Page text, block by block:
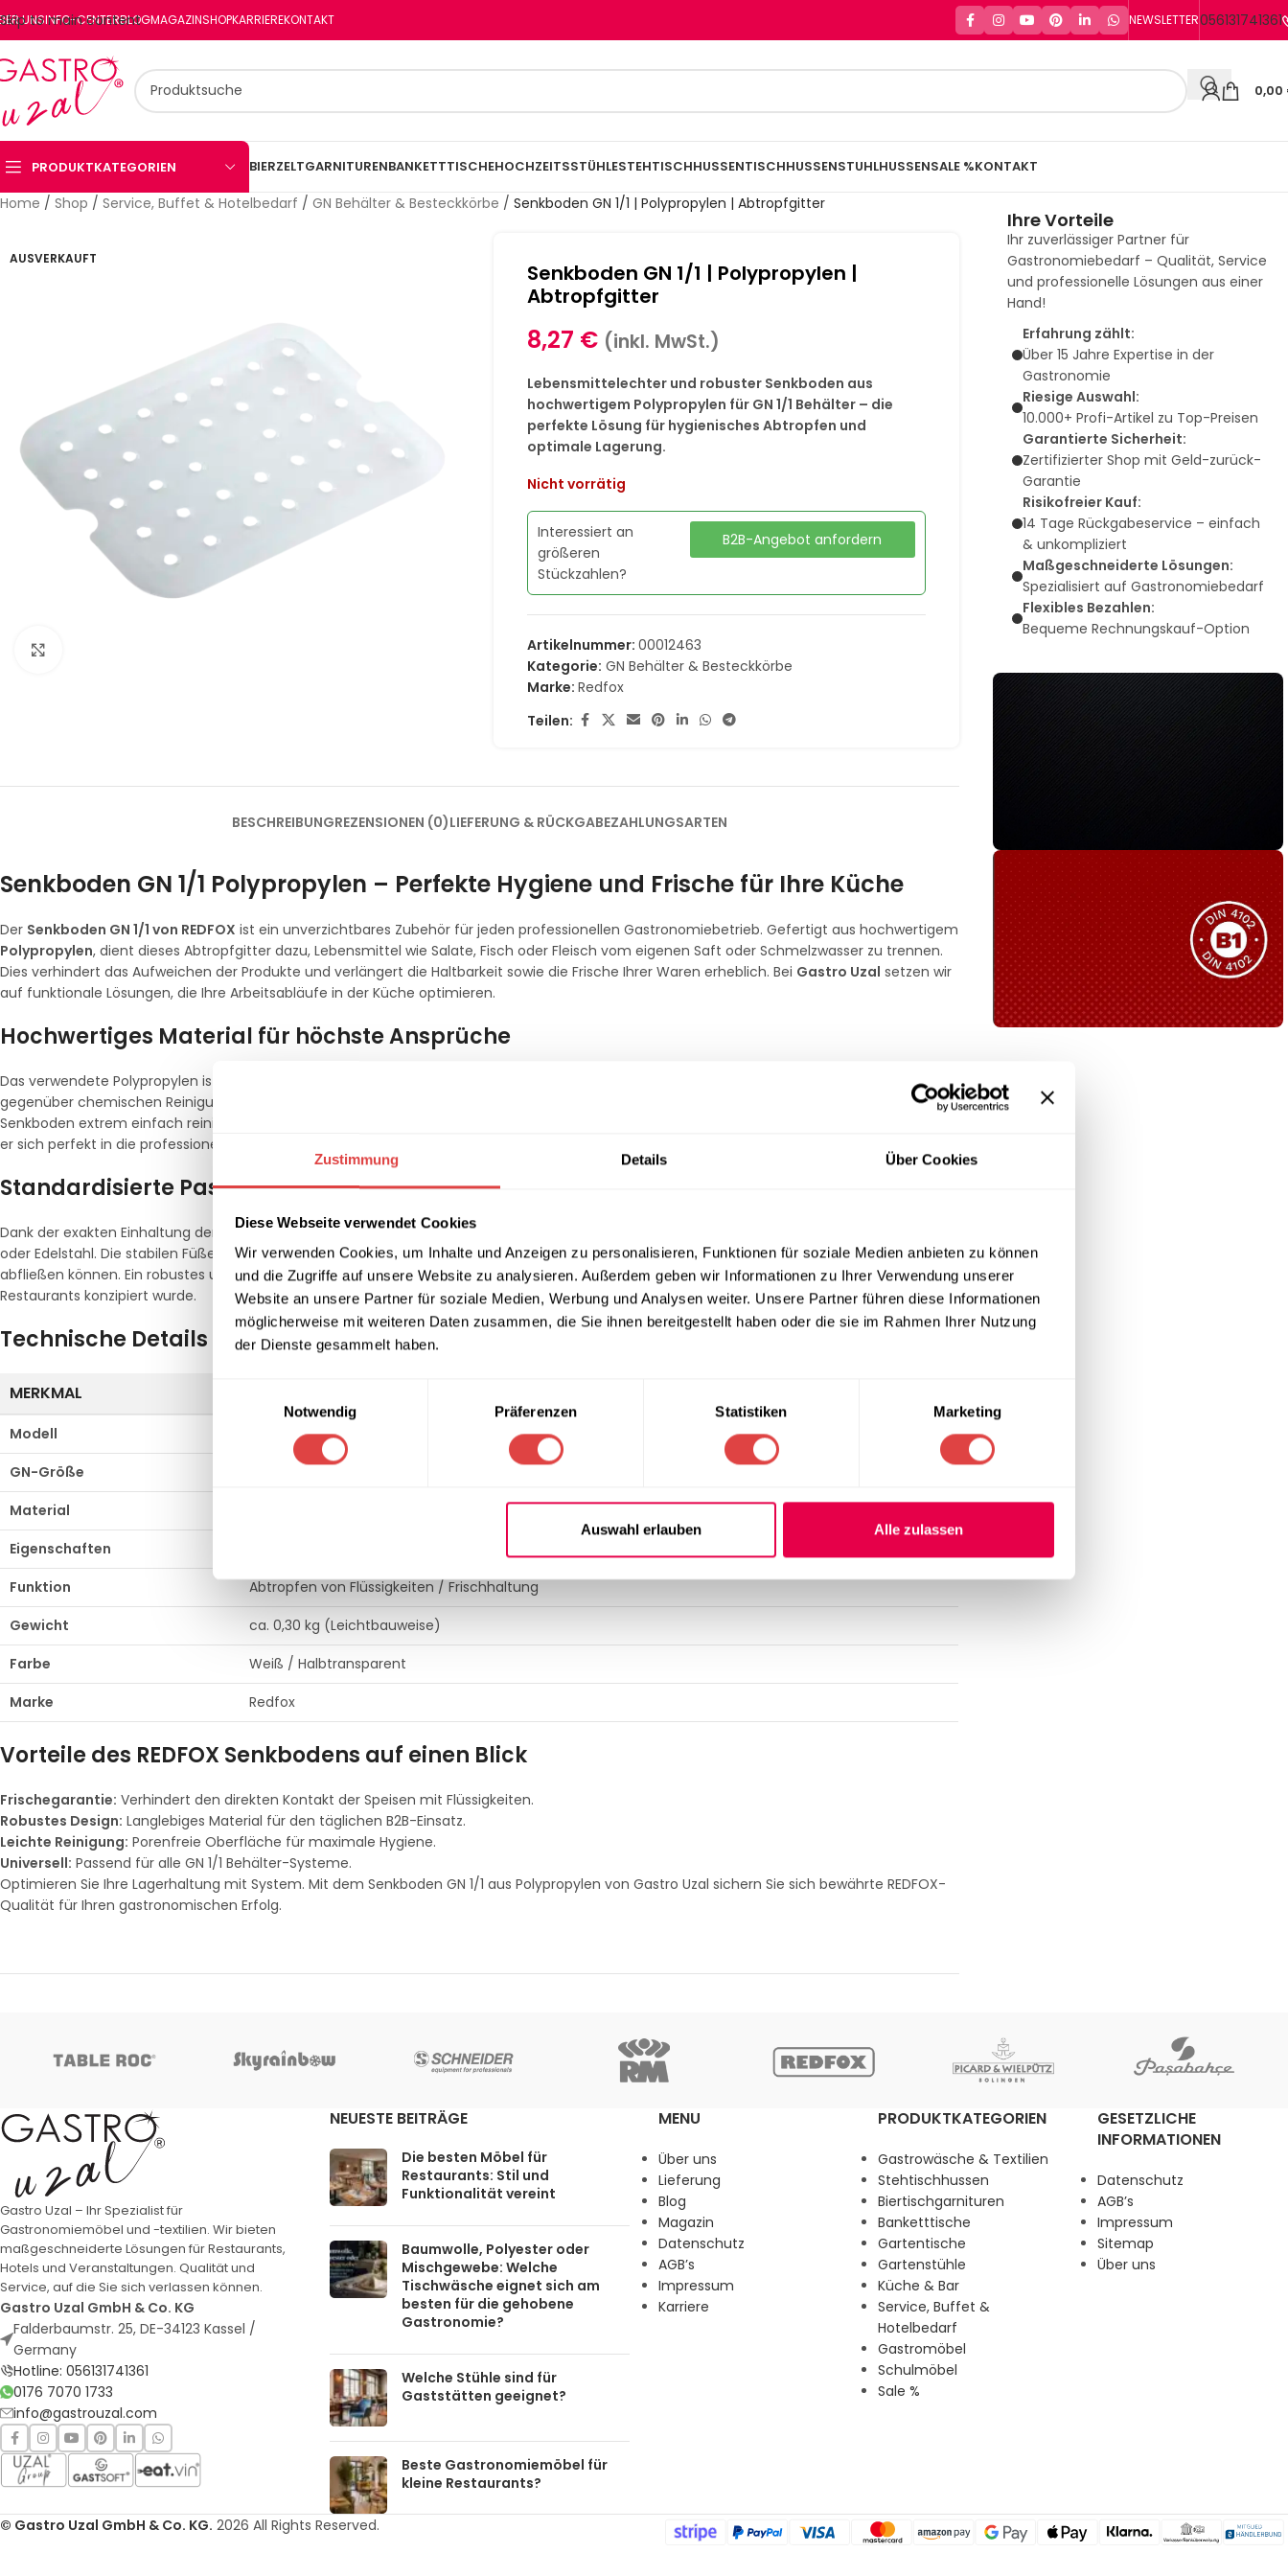
Zustimmung Details Über Cookies
Diese Webseite verwendet Cookies
Wir verwenden Cookies, um Inhalte und Anzeigen zu personalisieren, Funktionen für soziale Medien anbieten zu können
und die Zugriffe auf unsere Website zu analysieren. Außerdem geben wir Informationen zu Ihrer Verwendung unserer
Website an unsere Partner für soziale Medien, Werbung und Analysen weiter. Unsere Partner führen diese Informationen
möglicherweise mit weiteren Daten zusammen, die Sie ihnen bereitgestellt haben oder die sie im Rahmen Ihrer Nutzung
der Dienste gesammelt haben.
Notwendig
Präferenzen Statistiken Marketing
Auswahl erlauben Alle zulassen
Skip to main content
UNSINFO-CENTERBLOGMAGAZINSHOPKARRIEREKONTAKT NEWSLETTER056131741361
0,00
PRODUKTKATEGORIEN BIERZELTGARNITURENBANKETTTISCHEHOCHZEITSSTÜHLESTEHTISCHHUSSENTISCHHUSSENSTUHLHUSSENSALE %KONTAKT
Home / Shop / Service, Buffet & Hotelbedarf / GN Behälter & Besteckkörbe / Senkboden GN 1/1 | Polypropylen | Abtropfgitter
AUSVERKAUFT
Senkboden GN 1/1 | Polypropylen |
Abtropfgitter
8,27 € (inkl. MwSt.)
Lebensmittelechter und robuster Senkboden aus
hochwertigem Polypropylen für GN 1/1 Behälter – die
perfekte Lösung für hygienisches Abtropfen und
optimale Lagerung.
Nicht vorrätig
Interessiert an
größeren
Stückzahlen?
B2B-Angebot anfordern
Artikelnummer:00012463
Kategorie: GN Behälter & Besteckkörbe
Marke:Redfox
Teilen:
BESCHREIBUNGREZENSIONEN (0)LIEFERUNG & RÜCKGABEZAHLUNGSARTEN
Senkboden GN 1/1 Polypropylen – Perfekte Hygiene und Frische für Ihre Küche
Der Senkboden GN 1/1 von REDFOX ist ein unverzichtbares Zubehör für jeden professionellen Gastronomiebetrieb. Gefertigt aus hochwertigem
Polypropylen, dient dieses Abtropfgitter dazu, Lebensmittel wie Salate, Fisch oder Fleisch vom eigenen Saft oder Schmelzwasser zu trennen.
Dies verhindert das Aufweichen der Produkte und verlängert die Haltbarkeit sowie die Frische Ihrer Waren erheblich. Bei Gastro Uzal setzen wir
auf funktionale Lösungen, die Ihre Arbeitsabläufe in der Küche optimieren.
Hochwertiges Material für höchste Ansprüche
Das verwendete Polypropylen ist
. Es zeichnet sich durch eine hohe Beständigkeit
gegenüber chemischen Reinigungsmitteln aus und ist zudem bruchsicher und leicht. Dank der glatten Oberflächenstruktur lässt sich der
Senkboden extrem einfach reinigen und ist selbstverständlich
er sich perfekt in die professionelle Küchenumgebung ein.
Standardisierte Passform und einfache Handhabung
Dank der exakten Einhaltung der Gastronorm (GN 1/1)passt dieser Senkboden perfekt in alle entsprechenden GN-Behälter aus Polypropylen
oder Edelstahl. Die stabilen Füße an der Unterseite sorgen für den nötigen Abstand zum Behälterboden, damit Flüssigkeiten ungehindert
abfließen können. Ein robustes und langlebiges Produkt von REDFOX, das speziell für den intensiven Einsatz in Großküchen, Kantinen und
Restaurants konzipiert wurde.
Technische Details (Original-Spezifikationen)
MERKMAL
Modell
REDFOX – FDPP 1/1
GN-Größe
Material
Eigenschaften
Funktion
Abtropfen von Flüssigkeiten / Frischhaltung
Gewicht
ca. 0,30 kg (Leichtbauweise)
Farbe
Weiß / Halbtransparent
Marke
Redfox
Vorteile des REDFOX Senkbodens auf einen Blick
Frischegarantie: Verhindert den direkten Kontakt der Speisen mit Flüssigkeiten.
Robustes Design: Langlebiges Material für den täglichen B2B-Einsatz.
Leichte Reinigung: Porenfreie Oberfläche für maximale Hygiene.
Universell: Passend für alle GN 1/1 Behälter-Systeme.
Optimieren Sie Ihre Lagerhaltung mit System. Mit dem Senkboden GN 1/1 aus Polypropylen von Gastro Uzal sichern Sie sich bewährte REDFOX-
Qualität für Ihren gastronomischen Erfolg.
Ihre Vorteile
Ihr zuverlässiger Partner für
Gastronomiebedarf – Qualität, Service
und professionelle Lösungen aus einer
Hand!
Erfahrung zählt:
Über 15 Jahre Expertise in der
Gastronomie
Riesige Auswahl:
10.000+ Profi-Artikel zu Top-Preisen
Garantierte Sicherheit:
Zertifizierter Shop mit Geld-zurück-
Garantie
Risikofreier Kauf:
14 Tage Rückgabeservice – einfach
& unkompliziert
Maßgeschneiderte Lösungen:
Spezialisiert auf Gastronomiebedarf
Flexibles Bezahlen:
Bequeme Rechnungskauf-Option
Sie haben nicht das passende
Produkt gefunden?
Wir helfen Ihnen gerne weiter!
produkten
Gastro Uzal – Ihr Spezialist für
Gastronomiemöbel und -textilien. Wir bieten
maßgeschneiderte Lösungen für Restaurants,
Hotels und Veranstaltungen. Qualität und
Service, auf die Sie sich verlassen können.
Gastro Uzal GmbH & Co. KG
Falderbaumstr. 25, DE-34123 Kassel /
Germany
Hotline: 056131741361
0176 7070 1733
info@gastrouzal.com
NEUESTE BEITRÄGE
Die besten Möbel für
Restaurants: Stil und
Funktionalität vereint
Baumwolle, Polyester oder
Mischgewebe: Welche
Tischwäsche eignet sich am
besten für die gehobene
Gastronomie?
Welche Stühle sind für
Gaststätten geeignet?
Beste Gastronomiemöbel für
kleine Restaurants?
MENU
Über uns
Lieferung
Blog
Magazin
Datenschutz
AGB’s
Impressum
Karriere
PRODUKTKATEGORIEN
Gastrowäsche & Textilien
Stehtischhussen
Biertischgarnituren
Banketttische
Gartentische
Gartenstühle
Küche & Bar
Service, Buffet &
Hotelbedarf
Gastromöbel
Schulmöbel
Sale %
GESETZLICHE
INFORMATIONEN
Datenschutz
AGB’s
Impressum
Sitemap
Über uns
© Gastro Uzal GmbH & Co. KG. 2026 All Rights Reserved.